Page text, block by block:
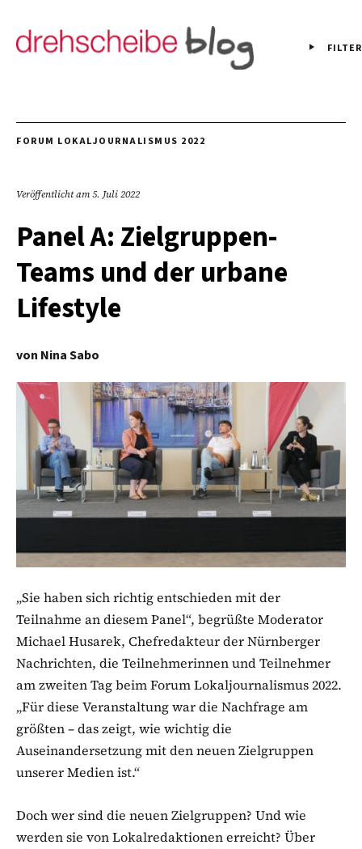
FILTER
FORUM LOKALJOURNALISMUS 2022
Veröffentlicht am5. Juli 2022
Panel A: Zielgruppen-
Teams und der urbane
Lifestyle
von Nina Sabo
„Sie haben sich richtig entschieden mit der
Teilnahme an diesem Panel“, begrüßte Moderator
Michael Husarek, Chefredakteur der Nürnberger
Nachrichten, die Teilnehmerinnen und Teilnehmer
am zweiten Tag beim Forum Lokaljournalismus 2022.
„Für diese Veranstaltung war die Nachfrage am
größten – das zeigt, wie wichtig die
Auseinandersetzung mit den neuen Zielgruppen
unserer Medien ist.“
Doch wer sind die neuen Zielgruppen? Und wie
werden sie von Lokalredaktionen erreicht? Über